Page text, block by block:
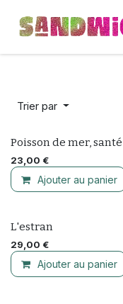
Trier par
Poisson de mer,
23,00 €
Ajouter au panier
L'estran
29,00 €
Ajouter au panier